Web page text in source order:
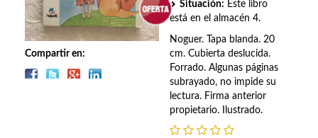
Ciencia ficción
Cine
Compartir en:
Situación: Este libro
está en el almacén 4.
Noguer. Tapa blanda. 20
cm. Cubierta deslucida.
Forrado. Algunas páginas
subrayado, no impide su
lectura. Firma anterior
propietario. Ilustrado.